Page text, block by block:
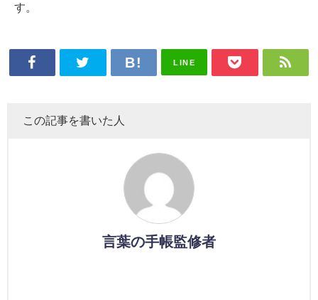
す。
LINE
この記事を書いた人
言葉の手帳監修者